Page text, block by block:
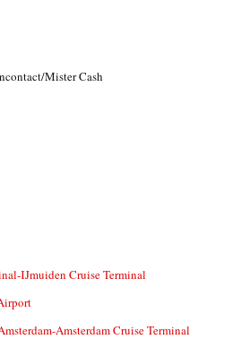
Mister Cash
IJmuiden Cruise Terminal
Amsterdam Cruise Terminal